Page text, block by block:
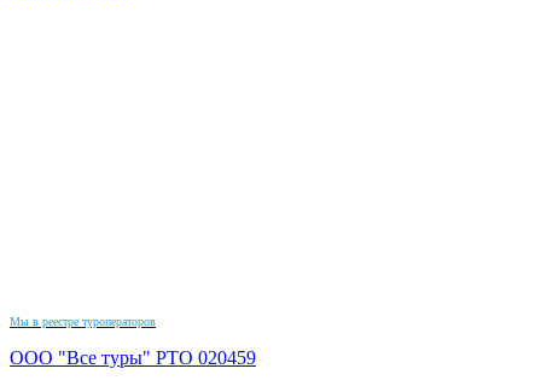
Мы в реестре туроператоров
ООО "Все туры" РТО 020459